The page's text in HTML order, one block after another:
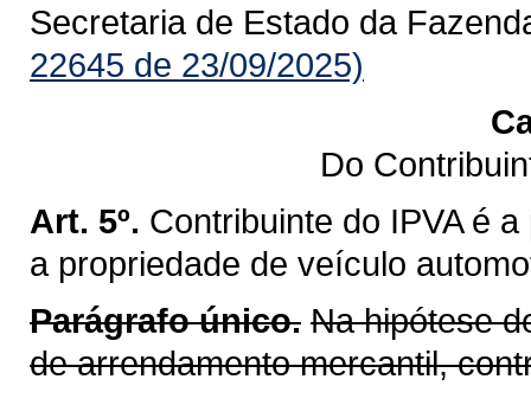
Secretaria de Estado da
22645 de 23/09/2025)
Do
Art. 5º. Contribuinte do IPVA é
a propriedade de veículo
Parágrafo único. Na hipótese
de arrendamento mercantil,